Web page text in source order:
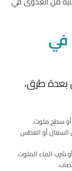
في
بعدة طرق،
سطح ملوث.
أو العطس
شرب الماء الملوث.